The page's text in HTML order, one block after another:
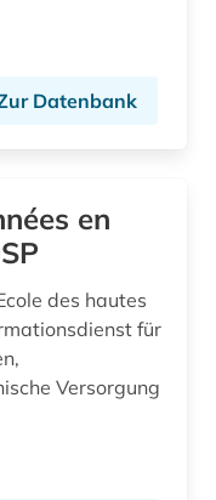
Datenbank
en
des hautes
für
Versorgung